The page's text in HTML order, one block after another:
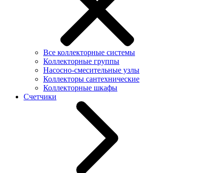
Все коллекторные системы
Коллекторные группы
Насосно-смесительные узлы
Коллекторы сантехнические
Коллекторные шкафы
Счетчики